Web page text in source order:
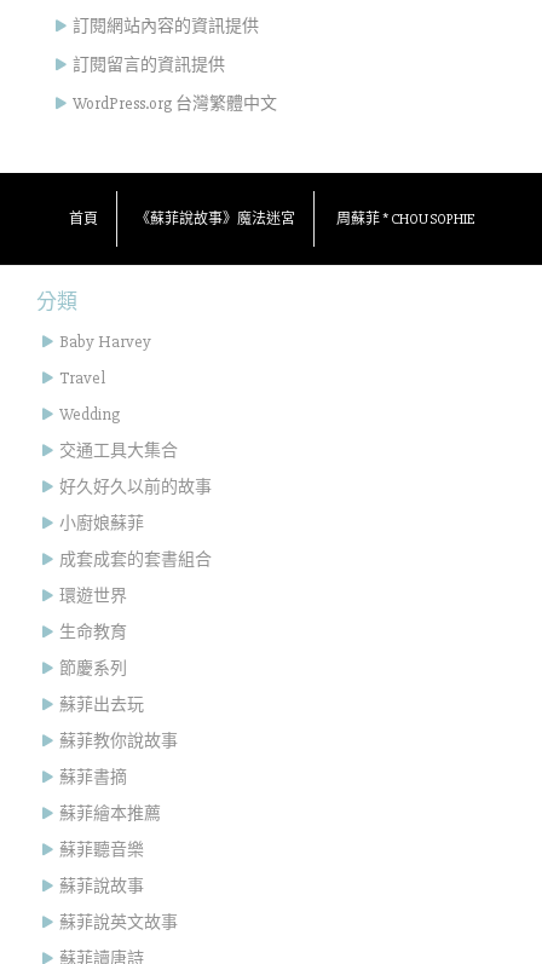
訂閱網站內容的資訊提供
訂閱留言的資訊提供
WordPress.org 台灣繁體中文
首頁 《蘇菲說故事》魔法迷宮 周蘇菲 * CHOU SOPHIE
分類
Baby Harvey
Travel
Wedding
交通工具大集合
好久好久以前的故事
小廚娘蘇菲
成套成套的套書組合
環遊世界
生命教育
節慶系列
蘇菲出去玩
蘇菲教你說故事
蘇菲書摘
蘇菲繪本推薦
蘇菲聽音樂
蘇菲說故事
蘇菲說英文故事
蘇菲讀唐詩